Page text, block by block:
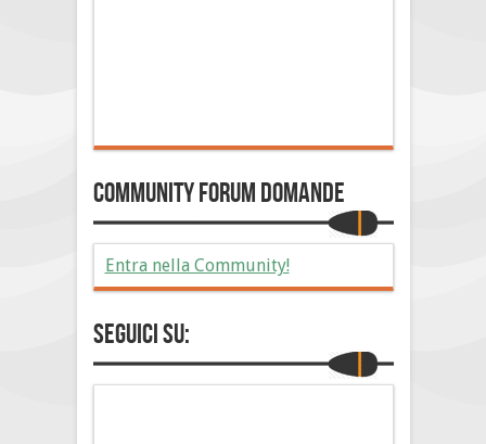
Community Forum Domande
Entra nella Community!
Seguici su: